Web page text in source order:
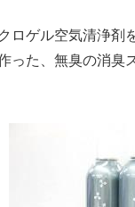
ロゲル空気清浄剤
った、無臭の消臭